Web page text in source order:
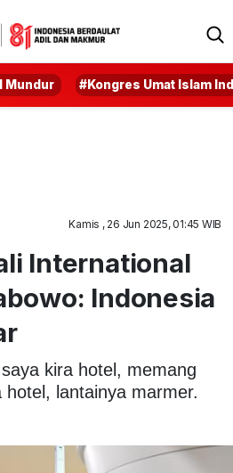
Mundur #Kongres Umat Islam
Kamis , 26 Jun 2025, 01:45 WIB
International
Indonesia
kira hotel, memang
lantainya marmer.